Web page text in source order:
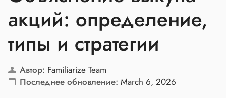
акций: определение,
типы и стратегии
Автор: Familiarize Team
Последнее обновление: March 6, 2026